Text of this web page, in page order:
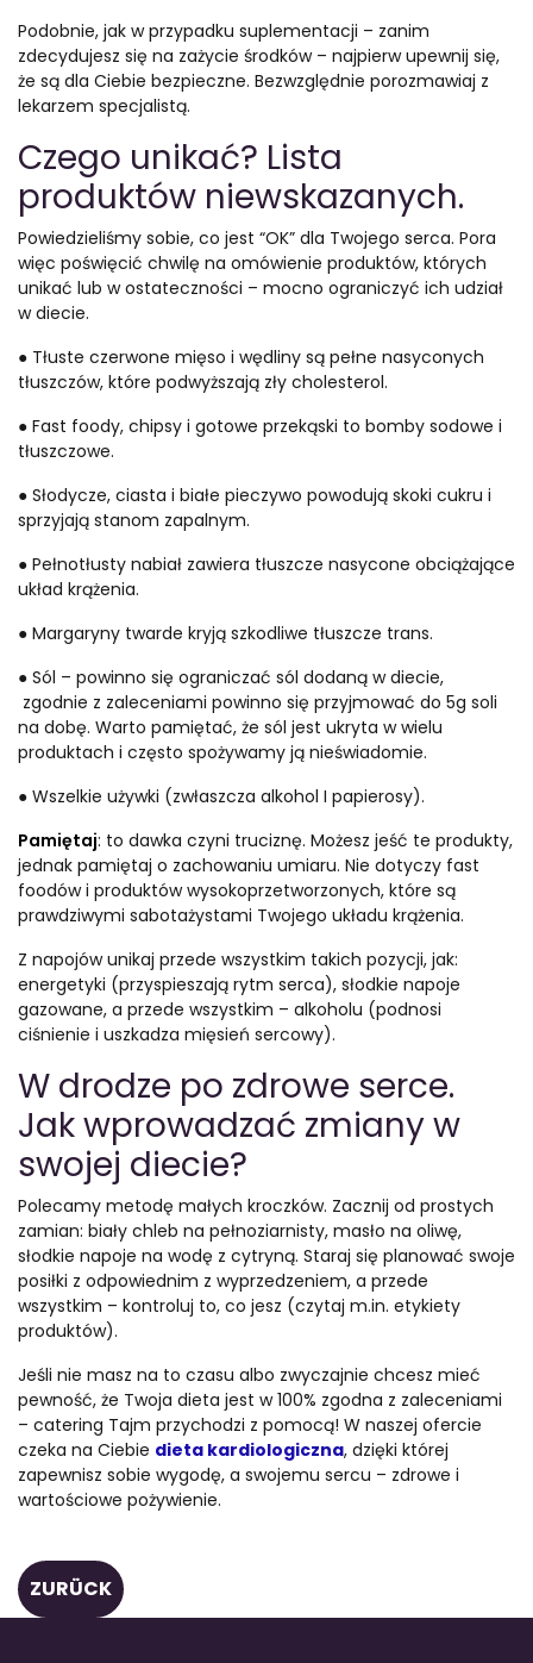
Podobnie, jak w przypadku suplementacji – zanim
zdecydujesz się na zażycie środków – najpierw upewnij się,
że są dla Ciebie bezpieczne. Bezwzględnie porozmawiaj z
lekarzem specjalistą.
Czego unikać? Lista
produktów niewskazanych.
Powiedzieliśmy sobie, co jest “OK” dla Twojego serca. Pora
więc poświęcić chwilę na omówienie produktów, których
unikać lub w ostateczności – mocno ograniczyć ich udział
w diecie.
● Tłuste czerwone mięso i wędliny są pełne nasyconych
tłuszczów, które podwyższają zły cholesterol.
● Fast foody, chipsy i gotowe przekąski to bomby sodowe i
tłuszczowe.
● Słodycze, ciasta i białe pieczywo powodują skoki cukru i
sprzyjają stanom zapalnym.
● Pełnotłusty nabiał zawiera tłuszcze nasycone obciążające
układ krążenia.
● Margaryny twarde kryją szkodliwe tłuszcze trans.
● Sól – powinno się ograniczać sól dodaną w diecie,
zgodnie z zaleceniami powinno się przyjmować do 5g soli
na dobę. Warto pamiętać, że sól jest ukryta w wielu
produktach i często spożywamy ją nieświadomie.
● Wszelkie używki (zwłaszcza alkohol I papierosy).
Pamiętaj: to dawka czyni truciznę. Możesz jeść te produkty,
jednak pamiętaj o zachowaniu umiaru. Nie dotyczy fast
foodów i produktów wysokoprzetworzonych, które są
prawdziwymi sabotażystami Twojego układu krążenia.
Z napojów unikaj przede wszystkim takich pozycji, jak:
energetyki (przyspieszają rytm serca), słodkie napoje
gazowane, a przede wszystkim – alkoholu (podnosi
ciśnienie i uszkadza mięsień sercowy).
W drodze po zdrowe serce.
Jak wprowadzać zmiany w
swojej diecie?
Polecamy metodę małych kroczków. Zacznij od prostych
zamian: biały chleb na pełnoziarnisty, masło na oliwę,
słodkie napoje na wodę z cytryną. Staraj się planować swoje
posiłki z odpowiednim z wyprzedzeniem, a przede
wszystkim – kontroluj to, co jesz (czytaj m.in. etykiety
produktów).
Jeśli nie masz na to czasu albo zwyczajnie chcesz mieć
pewność, że Twoja dieta jest w 100% zgodna z zaleceniami
– catering Tajm przychodzi z pomocą! W naszej ofercie
czeka na Ciebie dieta kardiologiczna, dzięki której
zapewnisz sobie wygodę, a swojemu sercu – zdrowe i
wartościowe pożywienie.
ZURÜCK